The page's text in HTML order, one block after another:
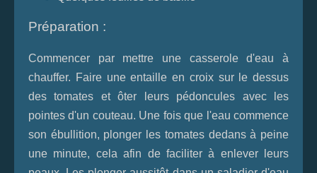
Préparation :
Commencer par mettre une casserole d'eau à
chauffer. Faire une entaille en croix sur le dessus
des tomates et ôter leurs pédoncules avec les
pointes d'un couteau. Une fois que l'eau commence
son ébullition, plonger les tomates dedans à peine
une minute, cela afin de faciliter à enlever leurs